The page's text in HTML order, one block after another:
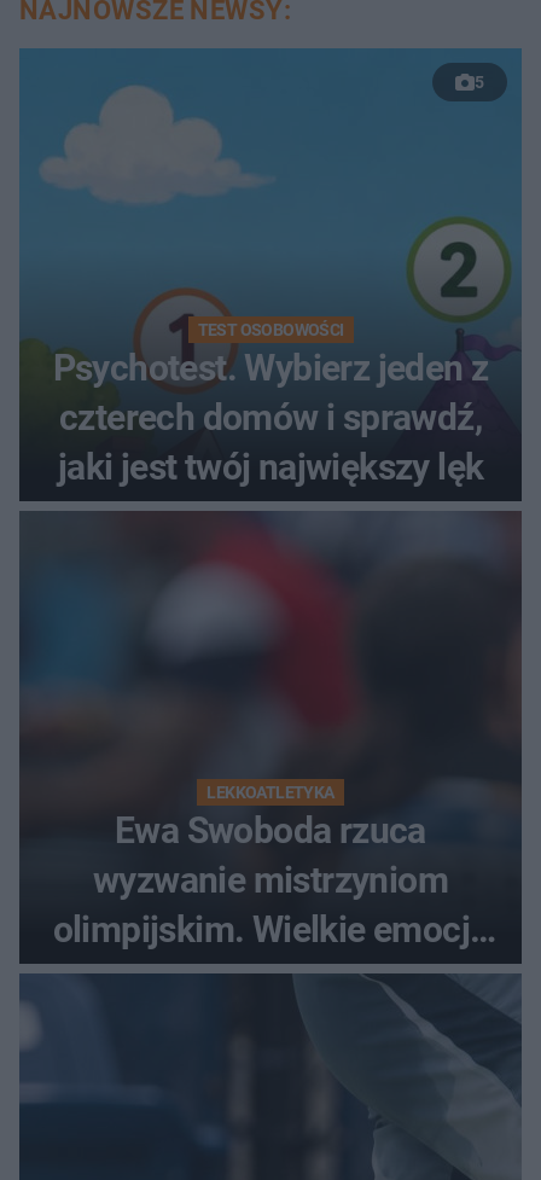
NAJNOWSZE NEWSY:
5
TEST OSOBOWOŚCI
Psychotest. Wybierz jeden z
czterech domów i sprawdź,
jaki jest twój największy lęk
LEKKOATLETYKA
Ewa Swoboda rzuca
wyzwanie mistrzyniom
olimpijskim. Wielkie emocje
podczas Silesia Memoriału
Kamili Skolimowskiej